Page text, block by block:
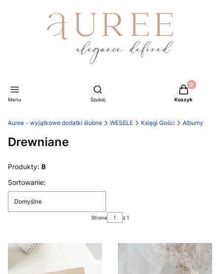
Menu
Otwórz wyszukiwarkę
Szukaj
Produkty w
Koszyk
Auree - wyjątkowe dodatki ślubne WESELE Księgi Gości Albumy
Drewniane
Produkty: 8
Lista produktów
Sortowanie:
Domyślne
Strona z 1